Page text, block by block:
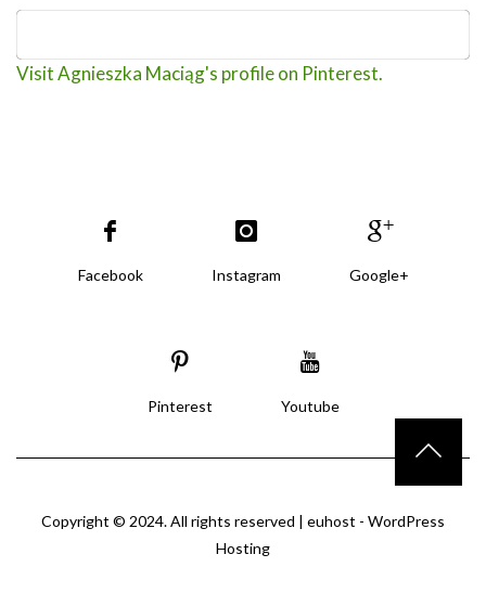
Visit Agnieszka Maciąg's profile on Pinterest.
Facebook Instagram Google+
Pinterest Youtube
Copyright © 2024. All rights reserved | euhost - WordPress
Hosting